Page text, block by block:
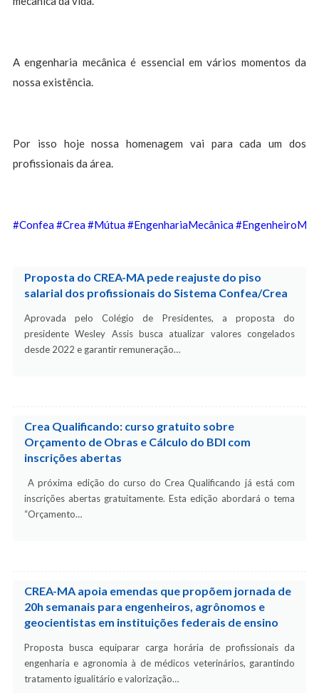
A engenharia mecânica é essencial em vários momentos da
nossa existência.
Por isso hoje nossa homenagem vai para cada um dos
profissionais da área.
#Confea#Crea#Mútua#EngenhariaMecânica
Proposta do CREA-MA pede reajuste do piso
salarial dos profissionais do Sistema Confea/Crea
Aprovada pelo Colégio de Presidentes, a proposta do
presidente Wesley Assis busca atualizar valores congelados
desde 2022 e garantir remuneração…
Crea Qualificando: curso gratuito sobre
Orçamento de Obras e Cálculo do BDI com
inscrições abertas
A próxima edição do curso do Crea Qualificando já está com
inscrições abertas gratuitamente. Esta edição abordará o tema
“Orçamento…
CREA-MA apoia emendas que propõem jornada de
20h semanais para engenheiros, agrônomos e
geocientistas em instituições federais de ensino
Proposta busca equiparar carga horária de profissionais da
engenharia e agronomia à de médicos veterinários, garantindo
tratamento igualitário e valorização…